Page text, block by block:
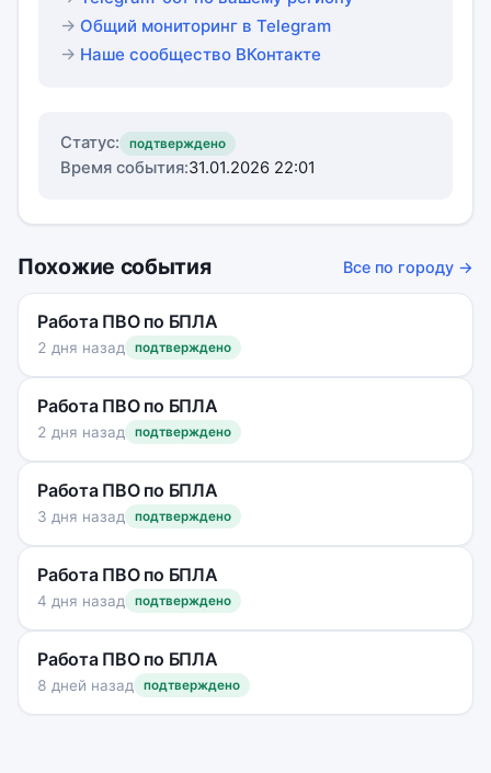
Общий мониторинг в Telegram
Наше сообщество ВКонтакте
Статус: подтверждено
Время события:31.01.2026 22:01
Похожие события Все по городу →
Работа ПВО по БПЛА
2 дня назад подтверждено
Работа ПВО по БПЛА
2 дня назад подтверждено
Работа ПВО по БПЛА
3 дня назад подтверждено
Работа ПВО по БПЛА
4 дня назад подтверждено
Работа ПВО по БПЛА
8 дней назад подтверждено